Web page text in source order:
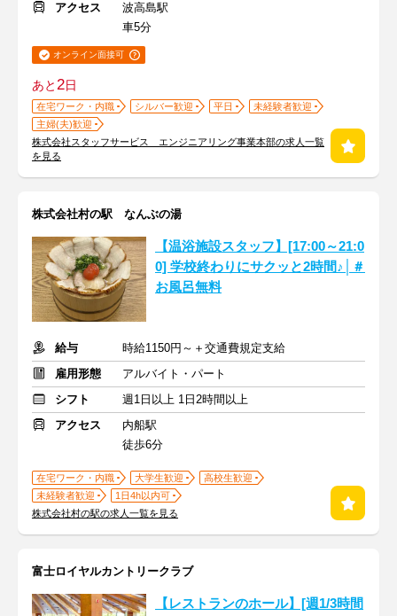
アクセス
波高島駅
車5分
オンライン面接可
あと2日
在宅ワーク・内職 シルバー歓迎 平日
未経験者歓迎
主婦(夫)歓迎
株式会社スタッフサービス エンジニアリング事業本部の求人一覧
を見る
株式会社村の駅 なんぶの湯
【温浴施設スタッフ】[17:00～21:0
0] 学校終わりにサクッと2時間♪│＃
お風呂無料
給与
時給1150円～＋交通費規定支給
雇用形態
アルバイト・パート
シフト
週1日以上 1日2時間以上
アクセス
内船駅
徒歩6分
在宅ワーク・内職 大学生歓迎
高校生歓迎
未経験者歓迎
1日4h以内可
株式会社村の駅の求人一覧を見る
富士ロイヤルカントリークラブ
【レストランのホール】[週1/3時間